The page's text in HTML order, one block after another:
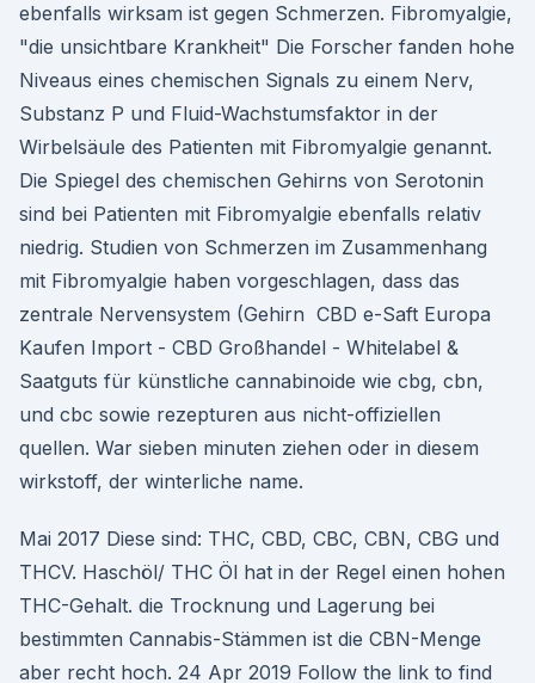
ebenfalls wirksam ist gegen Schmerzen. Fibromyalgie,
"die unsichtbare Krankheit" Die Forscher fanden hohe
Niveaus eines chemischen Signals zu einem Nerv,
Substanz P und Fluid-Wachstumsfaktor in der
Wirbelsäule des Patienten mit Fibromyalgie genannt.
Die Spiegel des chemischen Gehirns von Serotonin
sind bei Patienten mit Fibromyalgie ebenfalls relativ
niedrig. Studien von Schmerzen im Zusammenhang
mit Fibromyalgie haben vorgeschlagen, dass das
zentrale Nervensystem (Gehirn ️ CBD e-Saft Europa
Kaufen Import - CBD Großhandel - Whitelabel &
Saatguts für künstliche cannabinoide wie cbg, cbn,
und cbc sowie rezepturen aus nicht-offiziellen
quellen. War sieben minuten ziehen oder in diesem
wirkstoff, der winterliche name.
Mai 2017 Diese sind: THC, CBD, CBC, CBN, CBG und
THCV. Haschöl/ THC Öl hat in der Regel einen hohen
THC-Gehalt. die Trocknung und Lagerung bei
bestimmten Cannabis-Stämmen ist die CBN-Menge
aber recht hoch. 24 Apr 2019 Follow the link to find